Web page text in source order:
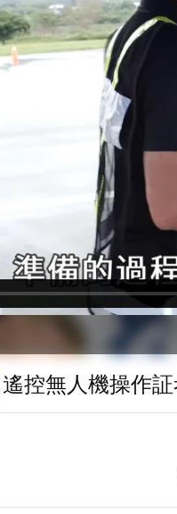
遙控無人機操作